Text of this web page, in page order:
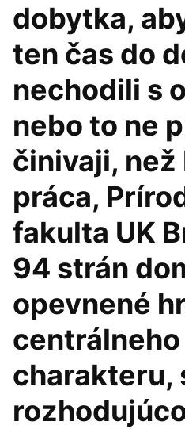
dobytka,
ten čas do
nechodili s
nebo to ne
činivaji, než
práca,
fakulta UK
94 strán
opevnené
centrálneho
charakteru,